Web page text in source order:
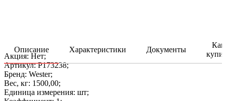
Описание Характеристики Документы
Как
Акция: Нет;
Артикул: P173238;
Бренд: Wester;
Вес, кг: 1500,00;
Единица измерения: шт;